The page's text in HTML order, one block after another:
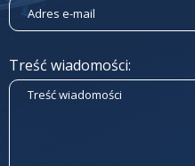
Treść wiadomości: